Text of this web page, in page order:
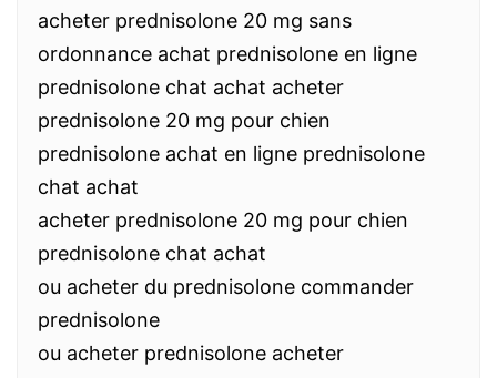
acheter prednisolone 20 mg sans
ordonnance achat prednisolone en ligne
prednisolone chat achat acheter
prednisolone 20 mg pour chien
prednisolone achat en ligne prednisolone
chat achat
acheter prednisolone 20 mg pour chien
prednisolone chat achat
ou acheter du prednisolone commander
prednisolone
ou acheter prednisolone acheter